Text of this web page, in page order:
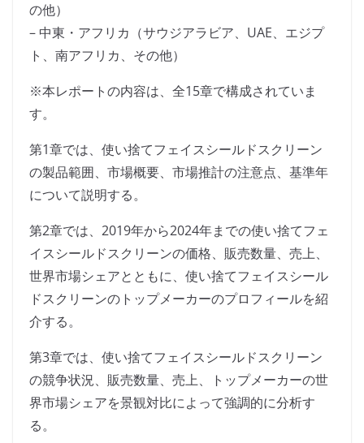
の他）
– 中東・アフリカ（サウジアラビア、UAE、エジプ
ト、南アフリカ、その他）
※本レポートの内容は、全15章で構成されていま
す。
第1章では、使い捨てフェイスシールドスクリーン
の製品範囲、市場概要、市場推計の注意点、基準年
について説明する。
第2章では、2019年から2024年までの使い捨てフェ
イスシールドスクリーンの価格、販売数量、売上、
世界市場シェアとともに、使い捨てフェイスシール
ドスクリーンのトップメーカーのプロフィールを紹
介する。
第3章では、使い捨てフェイスシールドスクリーン
の競争状況、販売数量、売上、トップメーカーの世
界市場シェアを景観対比によって強調的に分析す
る。